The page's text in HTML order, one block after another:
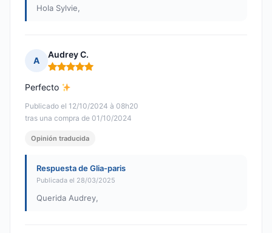
Hola Sylvie,
A
Audrey C.
Nota: 5 de 5
Publicado el 12/10/2024 à 08h20
tras una compra de 01/10/2024
Perfecto
Opinión traducida
Respuesta de Glia-paris
Publicada el 28/03/2025
Querida Audrey,